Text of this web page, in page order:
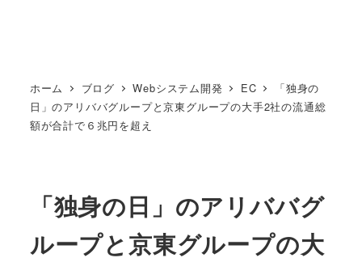
ホーム ブログ Webシステム開発 EC
「独身の
日」のアリババグループと京東グループの大手2社の流通総
額が合計で６兆円を超え
「独身の日」のアリババグ
ループと京東グループの大